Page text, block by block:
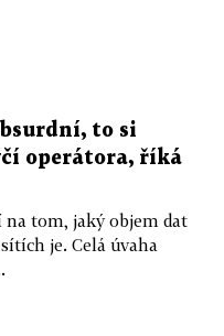
to si
operátora, říká
tom, jaký objem dat
je. Celá úvaha